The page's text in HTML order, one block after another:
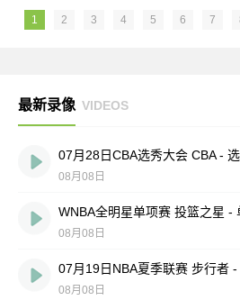
1 2 3 4 5 6 7
最新录像 VIDEOS
07月28日CBA选秀大会 CBA -
08月08日
WNBA全明星单项赛 投篮之星 -
08月08日
07月19日NBA夏季联赛 步行者
08月08日